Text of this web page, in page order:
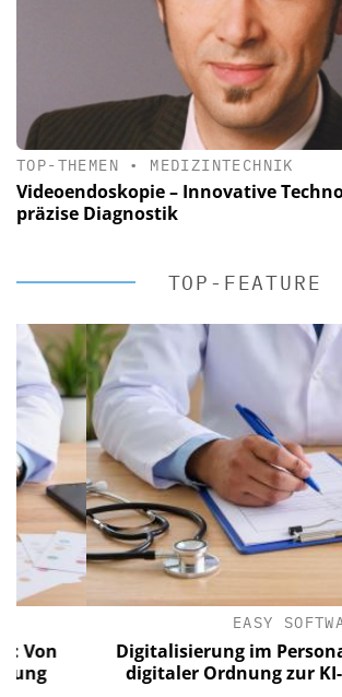
TOP-THEMEN • MEDIZINTECHNIK
Videoendoskopie – Innovative
präzise Diagnostik
TOP-FEATURE
EASY SOFTWARE AG
Digitalisierung im
digitaler Ordnung zur KI-